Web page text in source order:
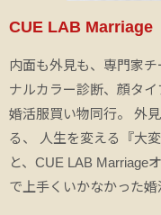
CUE LAB Marriage
内面も外見も、専門家
ナルカラー診断、顔タイ
婚活服買い物同行。 外
る、 人生を変える『大
と、CUE LAB Marriage
で上手くいかなかった婚